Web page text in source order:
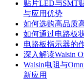
贴片LED与SMT
与应用优势
如何选购高品质
如何通过电路板
电路板指示器的
深入解读Walsin
Walsin电阻与
新应用